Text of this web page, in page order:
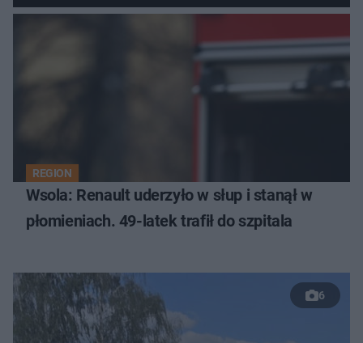
REGION
Wsola: Renault uderzyło w słup i stanął w
płomieniach. 49-latek trafił do szpitala
6